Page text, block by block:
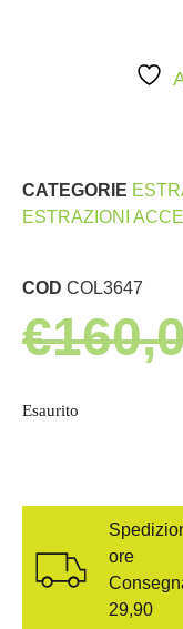
CATEGORIE
ESTRAZIONI
COD COL3647
€
Esaurito
ore
29,90